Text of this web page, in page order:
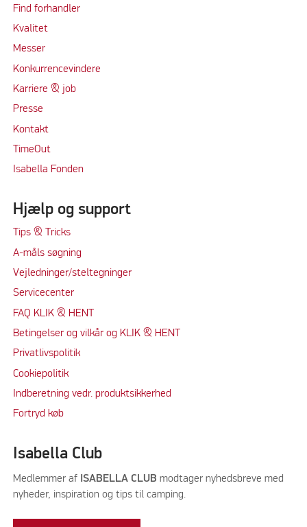
Find forhandler
Kvalitet
Messer
Konkurrencevindere
Karriere & job
Presse
Kontakt
TimeOut
Isabella Fonden
Hjælp og support
Tips & Tricks
A-måls søgning
Vejledninger/steltegninger
Servicecenter
FAQ KLIK & HENT
Betingelser og vilkår og KLIK & HENT
Privatlivspolitik
Cookiepolitik
Indberetning vedr. produktsikkerhed
Fortryd køb
Isabella Club
Medlemmer afISABELLA CLUB modtager nyhedsbreve med
nyheder, inspiration og tips til camping.